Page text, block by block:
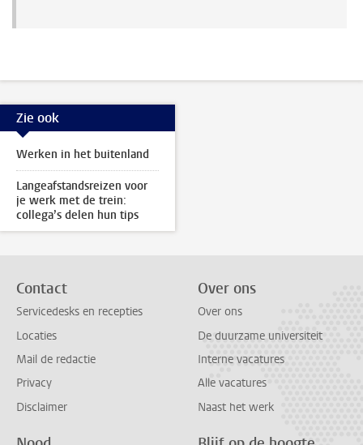
Zie ook
Werken in het buitenland
Langeafstandsreizen voor
je werk met de trein:
collega’s delen hun tips
Contact
Servicedesks en recepties
Locaties
Mail de redactie
Privacy
Disclaimer
Over ons
Over ons
De duurzame universiteit
Interne vacatures
Alle vacatures
Naast het werk